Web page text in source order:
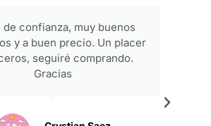
de confianza, muy buenos
y a buen precio. Un placer
seguiré comprando.
Gracias